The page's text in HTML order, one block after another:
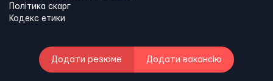
Політика скарг
Кодекс етики
Додати резюме Додати вакансію